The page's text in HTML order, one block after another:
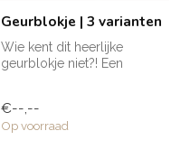
Geurblokje | 3 varianten
Wie kent dit heerlijke
geurblokje niet?! Een
€--,--
Op voorraad